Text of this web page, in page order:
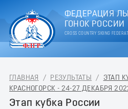
ФЕДЕРАЦИЯ
ГОНОК РОССИИ
CROSS COUNTRY SKIING
ГЛАВНАЯ / РЕЗУЛЬТАТЫ /
ЭТАП
КРАСНОГОРСК - 24-27 ДЕКАБРЯ
Этап кубка России